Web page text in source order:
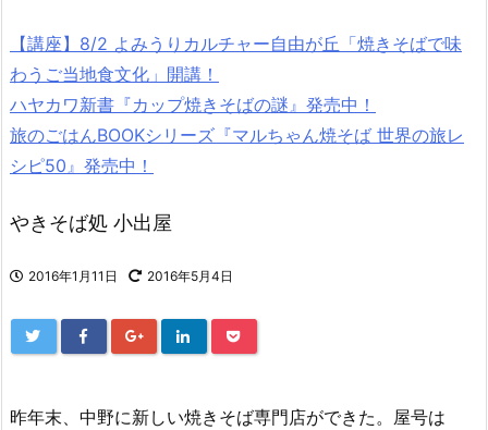
【講座】8/2 よみうりカルチャー自由が丘「焼きそばで味
わうご当地食文化」開講！
ハヤカワ新書『カップ焼きそばの謎』発売中！
旅のごはんBOOKシリーズ『マルちゃん焼そば 世界の旅レ
シピ50』発売中！
やきそば処 小出屋
2016年1月11日 2016年5月4日
昨年末、中野に新しい焼きそば専門店ができた。屋号は